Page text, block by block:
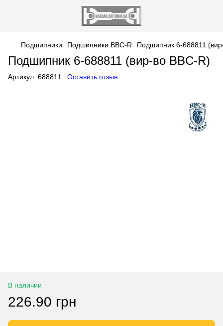
Подшипники Подшипники BBC-R Подшипник 6-688811
Подшипник 6-688811 (вир-во BBC-R)
Артикул: 688811 Оставить отзыв
В наличии
226.90 грн